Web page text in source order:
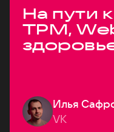
На пути
TPM,
Илья
VK